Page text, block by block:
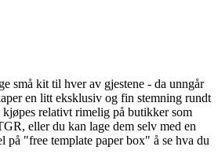
små kit til hver av gjestene - da unngår
en litt eksklusiv og fin stemning rundt
kjøpes relativt rimelig på butikker som
eller du kan lage dem selv med en
på "free template paper box" å se hva du